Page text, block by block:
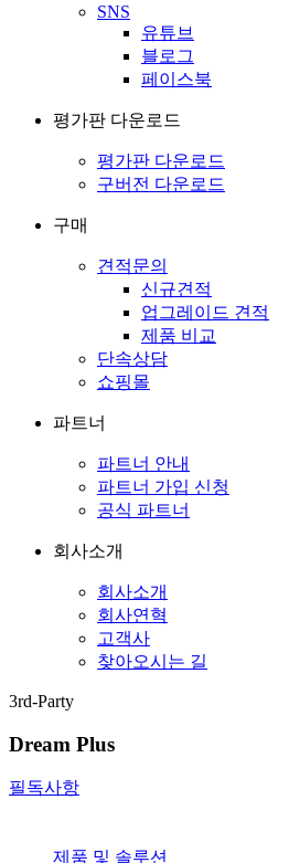
SNS
유튜브
블로그
페이스북
평가판 다운로드
평가판 다운로드
구버전 다운로드
구매
견적문의
신규견적
업그레이드 견적
제품 비교
단속상담
쇼핑몰
파트너
파트너 안내
파트너 가입 신청
공식 파트너
회사소개
회사소개
회사연혁
고객사
찾아오시는 길
3rd-Party
Dream Plus
필독사항
제품 및 솔루션